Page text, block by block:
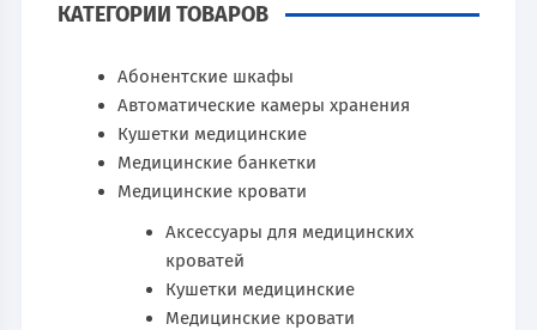
КАТЕГОРИИ ТОВАРОВ
Абонентские шкафы
Автоматические камеры хранения
Кушетки медицинские
Медицинские банкетки
Медицинские кровати
Аксессуары для медицинских
кроватей
Кушетки медицинские
Медицинские кровати